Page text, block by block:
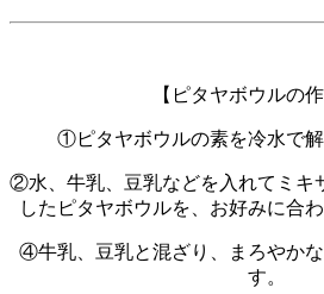
【ピタヤボウルの作
①ピタヤボウルの素を冷水で解
②水、牛乳、豆乳などを入れてミキ
したピタヤボウルを、お好みに合
④牛乳、豆乳と混ざり、まろやか
す。